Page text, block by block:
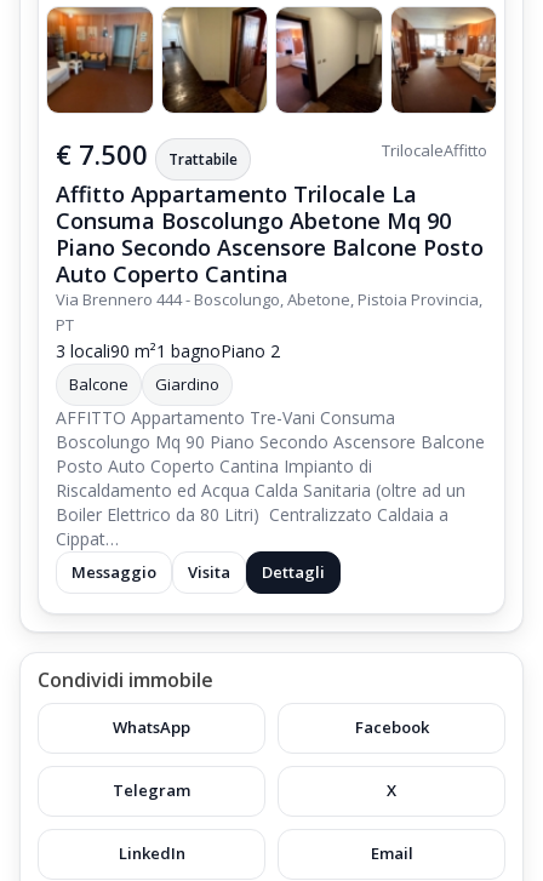
€ 7.500 Trattabile TrilocaleAffitto
Affitto Appartamento Trilocale La
Consuma Boscolungo Abetone Mq 90
Piano Secondo Ascensore Balcone Posto
Auto Coperto Cantina
Via Brennero 444 - Boscolungo, Abetone, Pistoia Provincia,
PT
3 locali90 m²1 bagnoPiano 2
Balcone Giardino
AFFITTO Appartamento Tre-Vani Consuma
Boscolungo Mq 90 Piano Secondo Ascensore Balcone
Posto Auto Coperto Cantina Impianto di
Riscaldamento ed Acqua Calda Sanitaria (oltre ad un
Boiler Elettrico da 80 Litri) Centralizzato Caldaia a
Cippat…
Messaggio Visita Dettagli
Condividi immobile
WhatsApp Facebook
Telegram X
LinkedIn Email